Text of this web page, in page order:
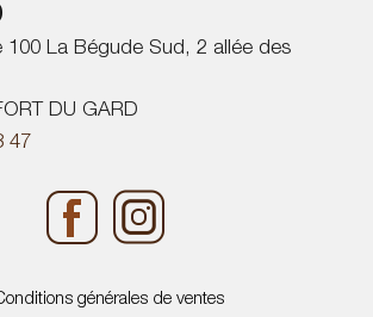
100 La Bégude Sud, 2 allée des
DU GARD
47
générales de ventes